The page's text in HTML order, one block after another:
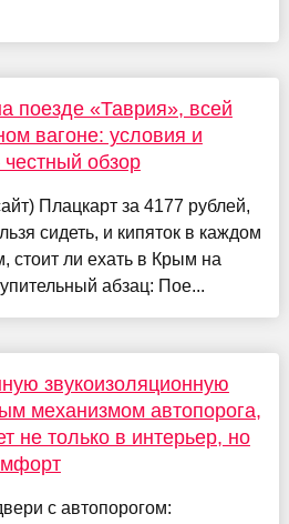
поезде «Таврия», всей
вагоне: условия и
обзор
Плацкарт за 4177 рублей,
сидеть, и кипяток в каждом
стоит ли ехать в Крым на
абзац: Пое...
звукоизоляционную
механизмом автопорога,
не только в интерьер, но
с автопорогом: